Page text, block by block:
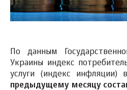
По данным
Украины индекс
услуги (индекс инфляции)
предыдущему месяцу